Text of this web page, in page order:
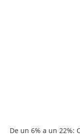
De un 6% a un 22%: